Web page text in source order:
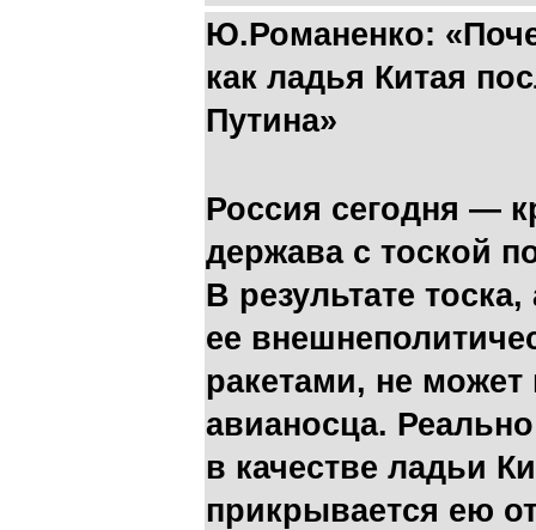
Ю.Романенко:
как ладья Китая
Путина»
Россия сегодня —
держава с тоской
В результате
ее
ракетами, не
авианосца.
в качестве ладьи
прикрывается ею